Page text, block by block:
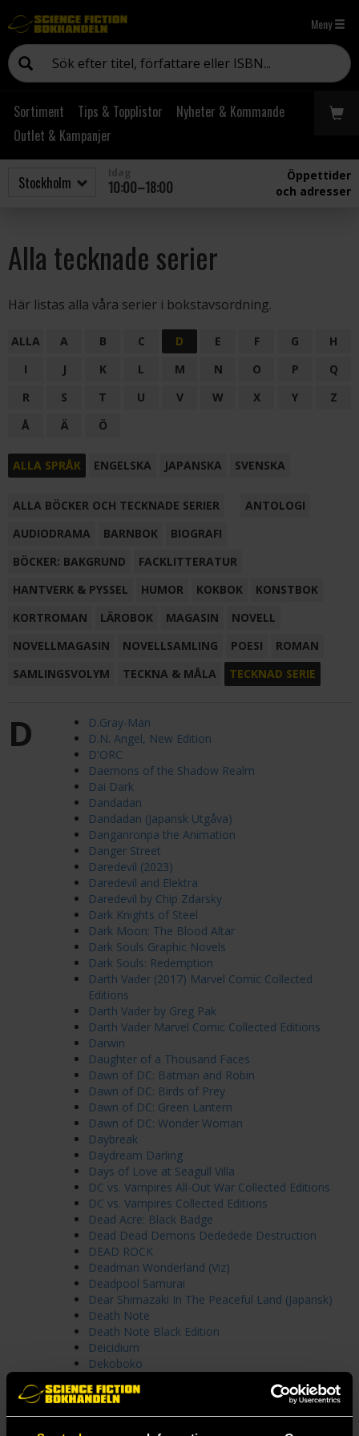
Meny
Sortiment Tips & Topplistor
Nyheter & Kommande
Outlet & Kampanjer
10:00–18:00
Öppettider
och adresser
Alla tecknade serier
Här listas alla våra serier i bokstavsordning.
ALLA A B C D E F G
H
I
J K L M N O P
Q
R
S T U V W X Y
Z
Å
Ä Ö
ALLA SPRÅK ENGELSKA JAPANSKA SVENSKA
ALLA BÖCKER OCH TECKNADE SERIER
ANTOLOGI
AUDIODRAMA
BARNBOK
BIOGRAFI
BÖCKER: BAKGRUND
FACKLITTERATUR
HANTVERK & PYSSEL
HUMOR KOKBOK
KONSTBOK
KORTROMAN
LÄROBOK MAGASIN
NOVELL
NOVELLMAGASIN
NOVELLSAMLING POESI
ROMAN
SAMLINGSVOLYM
TECKNA & MÅLA TECKNAD SERIE
D
D.Gray-Man
D.N. Angel, New Edition
D'ORC
Daemons of the Shadow Realm
Dai Dark
Dandadan
Dandadan (Japansk Utgåva)
Danganronpa the Animation
Danger Street
Daredevil (2023)
Daredevil and Elektra
Daredevil by Chip Zdarsky
Dark Knights of Steel
Dark Moon: The Blood Altar
Dark Souls Graphic Novels
Dark Souls: Redemption
Darth Vader (2017) Marvel Comic Collected
Editions
Darth Vader by Greg Pak
Darth Vader Marvel Comic Collected Editions
Darwin
Daughter of a Thousand Faces
Dawn of DC: Batman and Robin
Dawn of DC: Birds of Prey
Dawn of DC: Green Lantern
Dawn of DC: Wonder Woman
Daybreak
Daydream Darling
Days of Love at Seagull Villa
DC vs. Vampires All-Out War Collected Editions
DC vs. Vampires Collected Editions
Dead Acre: Black Badge
Dead Dead Demons Dededede Destruction
DEAD ROCK
Deadman Wonderland (Viz)
Deadpool Samurai
Dear Shimazaki In The Peaceful Land (Japansk)
Death Note
Death Note Black Edition
Deicidium
Dekoboko
Delicious in Dungeon (Japansk Utgåva)